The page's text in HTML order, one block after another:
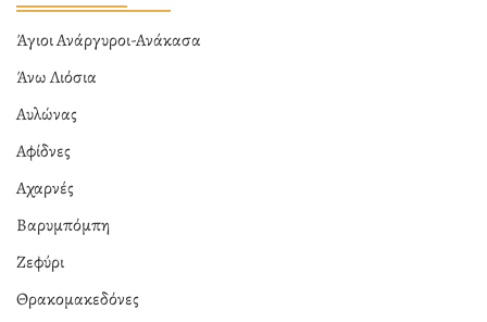
Άγιοι Ανάργυροι-Ανάκασα
Άνω Λιόσια
Αυλώνας
Αφίδνες
Αχαρνές
Βαρυμπόμπη
Ζεφύρι
Θρακομακεδόνες